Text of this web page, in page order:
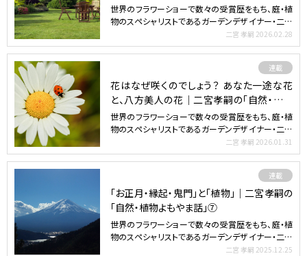
世界のフラワーショーで数々の受賞歴をもち、庭・植
物のスペシャリストであるガーデンデザイナー・二宮
二宮 孝嗣 2026.02.28
連載
花はなぜ咲くのでしょう？ あなた一途な花
と、八方美人の花｜二宮孝嗣の「自然・植物
よもやま話」⑧
世界のフラワーショーで数々の受賞歴をもち、庭・植
物のスペシャリストであるガーデンデザイナー・二宮
二宮 孝嗣 2026.01.31
連載
「お正月・縁起・鬼門」と「植物」｜二宮孝嗣の
「自然・植物よもやま話」⑦
世界のフラワーショーで数々の受賞歴をもち、庭・植
物のスペシャリストであるガーデンデザイナー・二宮
二宮 孝嗣 2025.12.25